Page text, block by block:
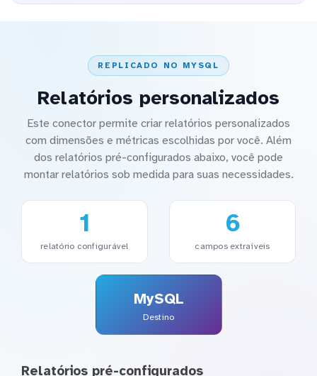
REPLICADO NO MYSQL
Relatórios personalizados
Este conector permite criar relatórios personalizados
com dimensões e métricas escolhidas por você. Além
dos relatórios pré-configurados abaixo, você pode
montar relatórios sob medida para suas necessidades.
1
relatório configurável
6
campos extraíveis
MySQL
Destino
Relatórios pré-configurados